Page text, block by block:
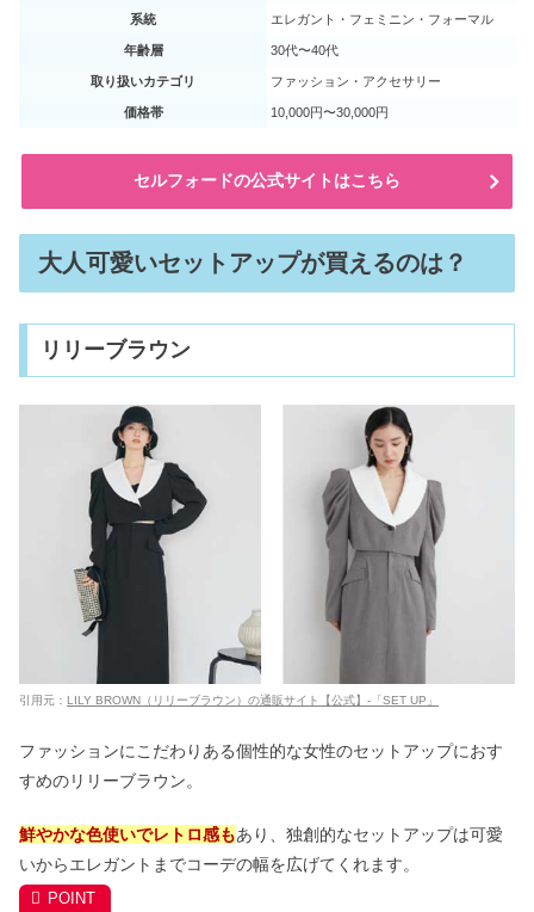
系統 エレガント・フェミニン・フォーマル
年齢層 30代〜40代
取り扱いカテゴリ ファッション・アクセサリー
価格帯 10,000円〜30,000円
セルフォードの公式サイトはこちら
大人可愛いセットアップが買えるのは？
リリーブラウン
引用元： LILY BROWN（リリーブラウン）の通販サイト【公式】-「SET UP」
ファッションにこだわりある個性的な女性のセットアップにおす
すめのリリーブラウン。
鮮やかな色使いでレトロ感もあり、独創的なセットアップは可愛
いからエレガントまでコーデの幅を広げてくれます。